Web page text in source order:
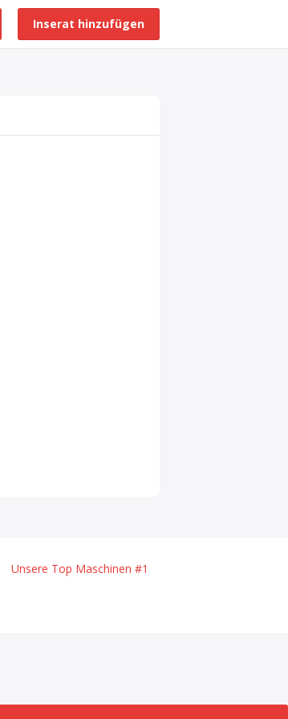
Inserat hinzufügen
Unsere Top Maschinen #1